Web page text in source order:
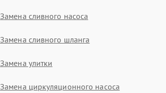
Замена сливного насоса
Замена сливного шланга
Замена улитки
Замена циркуляционного насоса